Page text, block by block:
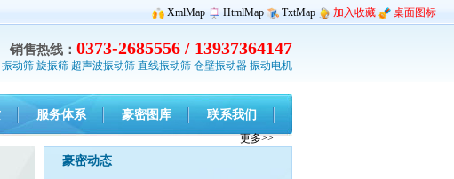
XmlMap HtmlMap TxtMap 加入收藏 桌面图标
销售热线： 0373-2685556 / 13937364147
振动筛 旋振筛 超声波振动筛 直线振动筛 仓壁振动器 振动电机
服务体系 豪密图库 联系我们
豪密动态
更多>>